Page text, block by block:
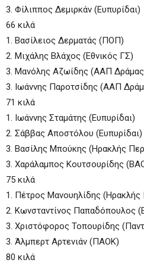
3. Φίλιππος Δεμιρκάν (Ευπυρίδαι)
66 κιλά
1. Βασίλειος Δερματάς (ΠΟΠ)
2. Μιχάλης Βλάχος (Εθνικός ΓΣ)
3. Μανόλης Αζωίδης (ΑΑΠ
3. Ιωάννης Παροτσίδης (ΑΑΠ
71 κιλά
1. Ιωάννης Σταμάτης (Ευπυρίδαι)
2. Σάββας Αποστόλου (Ευπυρίδαι)
3. Βασίλης Μπούκης (Ηρακλής
3. Χαράλαμπος Κουτσουρίδης
75 κιλά
1. Πέτρος Μανουηλίδης (Ηρακλής
2. Κωνσταντίνος Παπαδόπουλος
3. Χριστόφορος Τοπουρίδης
3. Άλμπερτ Αρτενιάν (ΠΑΟΚ)
80 κιλά